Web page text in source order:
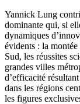
Yannick Lung
dominante qui, si
dynamiques
évidents : la
Sud, les réussites
grandes villes
d’efficacité
dans les régions
les figures